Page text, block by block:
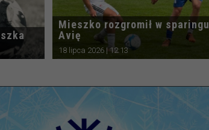
Mieszko rozgromił w sparingu
Avię
18 lipca 2026 | 12:13